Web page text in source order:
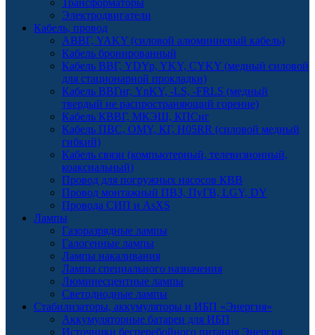
Трансформаторы
Электродвигатели
Кабель, провод
АВВГ, YAKY (силовой алюминиевый кабель)
Кабель бронированный
Кабель ВВГ, YDYp, YKY, CYKY (медный силовой
для стационарной прокладки)
Кабель ВВГнг, YnKY, -LS, -FRLS (медный
твердый не распространяющий горение)
Кабель КВВГ, МКЭШ, КПСнг
Кабель ПВС, OMY, КГ, H05RR (силовой медный
гибкий)
Кабель связи (компьютерный, телевизионный,
коаксиальный)
Провод для погружных насосов КВВ
Провод монтажный ПВЗ, ПуГВ, LGY, DY
Провода СИП и AsXS
Лампы
Газоразрядные лампы
Галогенные лампы
Лампы накаливания
Лампы специального назначения
Люминесцентные лампы
Светодиодные лампы
Стабилизаторы, аккумуляторы и ИБП «Энергия»
Аккумуляторные батареи для ИБП
Источники бесперебойного питания Энергия